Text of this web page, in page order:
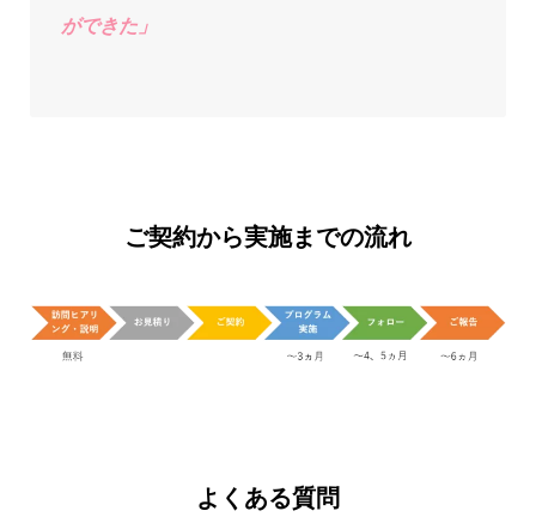
ができた」
ご契約から実施までの流れ
よくある質問